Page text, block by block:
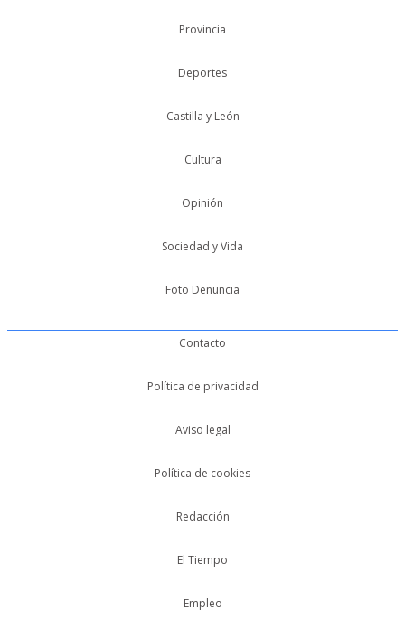
Provincia
Deportes
Castilla y León
Cultura
Opinión
Sociedad y Vida
Foto Denuncia
Contacto
Política de privacidad
Aviso legal
Política de cookies
Redacción
El Tiempo
Empleo